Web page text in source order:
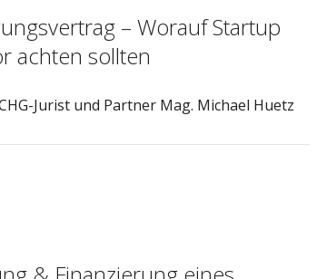
– Worauf Startup
achten sollten
Jurist und Partner Mag. Michael Huetz